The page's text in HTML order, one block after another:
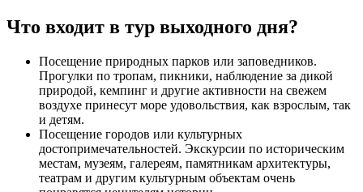
Что входит в тур выходного дня?
Посещение природных парков или заповедников.
Прогулки по тропам, пикники, наблюдение за дикой
природой, кемпинг и другие активности на свежем
воздухе принесут море удовольствия, как взрослым, так
и детям.
Посещение городов или культурных
достопримечательностей. Экскурсии по историческим
местам, музеям, галереям, памятникам архитектуры,
театрам и другим культурным объектам очень